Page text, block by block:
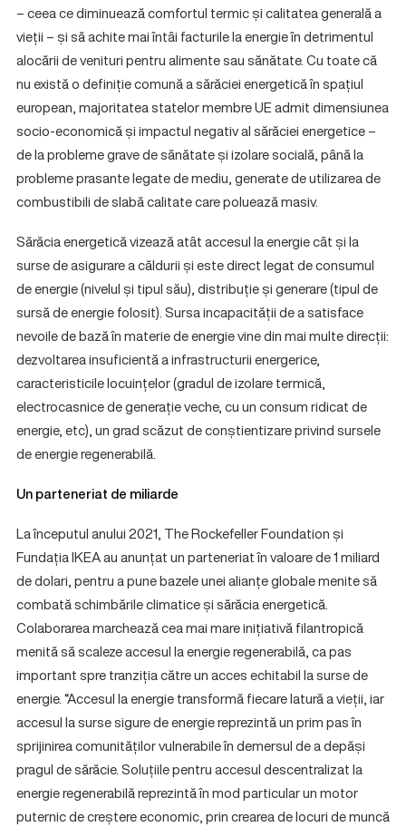
– ceea ce diminuează comfortul termic și calitatea generală a
vieții – și să achite mai întâi facturile la energie în detrimentul
alocării de venituri pentru alimente sau sănătate. Cu toate că
nu există o definiție comună a sărăciei energetică în spațiul
european, majoritatea statelor membre UE admit dimensiunea
socio-economică și impactul negativ al sărăciei energetice –
de la probleme grave de sănătate și izolare socială, până la
probleme prasante legate de mediu, generate de utilizarea de
combustibili de slabă calitate care poluează masiv.
Sărăcia energetică vizează atât accesul la energie cât și la
surse de asigurare a căldurii și este direct legat de consumul
de energie (nivelul și tipul său), distribuție și generare (tipul de
sursă de energie folosit). Sursa incapacității de a satisface
nevoile de bază în materie de energie vine din mai multe direcții:
dezvoltarea insuficientă a infrastructurii energerice,
caracteristicile locuințelor (gradul de izolare termică,
electrocasnice de generație veche, cu un consum ridicat de
energie, etc), un grad scăzut de conștientizare privind sursele
de energie regenerabilă.
Un parteneriat de miliarde
La începutul anului 2021, The Rockefeller Foundation și
Fundația IKEA au anunțat un parteneriat în valoare de 1 miliard
de dolari, pentru a pune bazele unei alianțe globale menite să
combată schimbările climatice și sărăcia energetică.
Colaborarea marchează cea mai mare inițiativă filantropică
menită să scaleze accesul la energie regenerabilă, ca pas
important spre tranziția către un acces echitabil la surse de
energie. “Accesul la energie transformă fiecare latură a vieții, iar
accesul la surse sigure de energie reprezintă un prim pas în
sprijinirea comunităților vulnerabile în demersul de a depăși
pragul de sărăcie. Soluțiile pentru accesul descentralizat la
energie regenerabilă reprezintă în mod particular un motor
puternic de creștere economic, prin crearea de locuri de muncă